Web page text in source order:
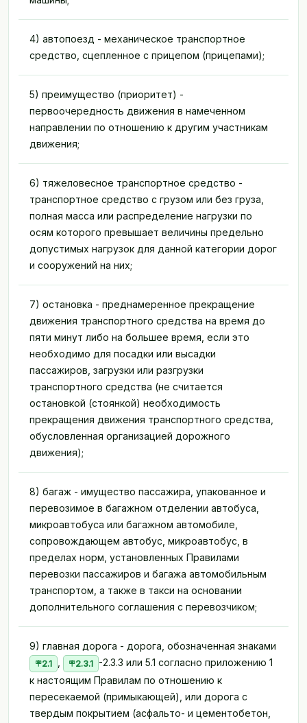
4) автопоезд - механическое транспортное
средство, сцепленное с прицепом (прицепами);
5) преимущество (приоритет) -
первоочередность движения в намеченном
направлении по отношению к другим участникам
движения;
6) тяжеловесное транспортное средство -
транспортное средство с грузом или без груза,
полная масса или распределение нагрузки по
осям которого превышает величины предельно
допустимых нагрузок для данной категории дорог
и сооружений на них;
7) остановка - преднамеренное прекращение
движения транспортного средства на время до
пяти минут либо на большее время, если это
необходимо для посадки или высадки
пассажиров, загрузки или разгрузки
транспортного средства (не считается
остановкой (стоянкой) необходимость
прекращения движения транспортного средства,
обусловленная организацией дорожного
движения);
8) багаж - имущество пассажира, упакованное и
перевозимое в багажном отделении автобуса,
микроавтобуса или багажном автомобиле,
сопровождающем автобус, микроавтобус, в
пределах норм, установленных Правилами
перевозки пассажиров и багажа автомобильным
транспортом, а также в такси на основании
дополнительного соглашения с перевозчиком;
9) главная дорога - дорога, обозначенная знаками
2.1 2.3.1 -2.3.3 или 5.1 согласно приложению 1
к настоящим Правилам по отношению к
пересекаемой (примыкающей), или дорога с
твердым покрытием (асфальто- и цементобетон,